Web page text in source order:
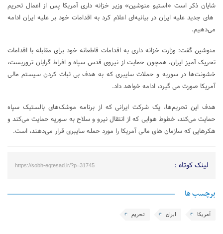
شایان ذکر است «استیو منوشین» وزیر خزانه‌ داری آمریکا پس از اعمال تحریم
های جدید علیه ایران در بیانیه‌ای اعلام کرد به اقدامات خود بر علیه ایران ادامه
می‌دهیم.
منوشین گفت: وزارت خزانه‌ داری به اقدامات قاطعانه خود برای مقابله با اقدامات
تحریک آمیز ایران، همچون حمایت از نیروی قدس سپاه و افراط ‌گرایان تروریست،
خشونت‌ها در سوریه و حملات سایبری که به هدف بی ثبات کردن سیستم مالی
آمریکا صورت می گیرد، ادامه خواهد داد.
هدف این تحریم‌ها، یک شرکت ایرانی که از برنامه موشک‌های بالستیک سپاه
حمایت می‌کند، خطوط هوایی که از انتقال نیرو و سلاح به سوریه حمایت می‌کند و
هکرهایی که سازمان های مالی آمریکا را مورد حمله سایبری قرار می‌دهند، است.
لینک کوتاه : https://sobh-eqtesad.ir/?p=31745
برچسب ها
آمریکا ایران تحریم